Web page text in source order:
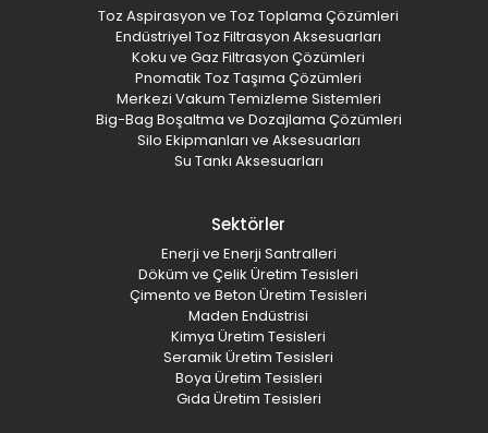
Toz Aspirasyon ve Toz Toplama Çözümleri
Endüstriyel Toz Filtrasyon Aksesuarları
Koku ve Gaz Filtrasyon Çözümleri
Pnomatik Toz Taşıma Çözümleri
Merkezi Vakum Temizleme Sistemleri
Big-Bag Boşaltma ve Dozajlama Çözümleri
Silo Ekipmanları ve Aksesuarları
Su Tankı Aksesuarları
Sektörler
Enerji ve Enerji Santralleri
Döküm ve Çelik Üretim Tesisleri
Çimento ve Beton Üretim Tesisleri
Maden Endüstrisi
Kimya Üretim Tesisleri
Seramik Üretim Tesisleri
Boya Üretim Tesisleri
Gıda Üretim Tesisleri